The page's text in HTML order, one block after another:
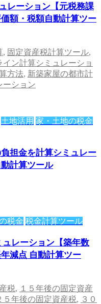
レーション【元税務課
額・税額自動計算ツー
, 固定資産税計算ツール,
ン計算シミュレーショ
方法, 新築家屋の都市計
ーション
土地活用 家・土地の税金
担金を計算シミュレー
計算ツール
税金 税金計算ツール
レーション【築年数
減点 自動計算ツー
税, １５年後の固定資産
５年後の固定資産税, ３０